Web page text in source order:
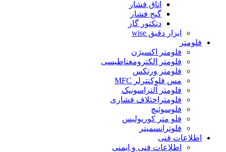
اتاق فشار
گیج فشار
دتکتور گاز
ابزار دقیق wise
فلومتر
فلومتر اکسیژن
فلومتر الکترومغناطیسی
فلومتر ورتکس
مس فلوکنترلر MFC
فلومتر آلتراسونیک
فلومتراختلاف فشاری
فلوسوئیچ
فلو متر کوریولیس
فلوترانسمیتر
اطلاعات فنی
اطلاعات فنی و ایمنی